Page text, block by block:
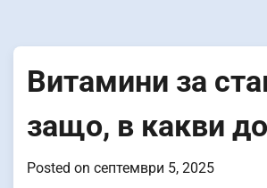
Витамини за
защо, в какви
Posted on септември 5, 2025